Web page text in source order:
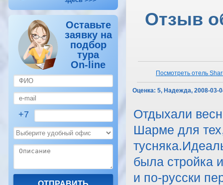
Оставьте
заявку на
подбор
тура
On-line
+7
Отзыв
Посмотреть отель
Оценка: 5, Надежда, 2008-03-
Отдыхали
Шарме для
была стройка
и по-русски